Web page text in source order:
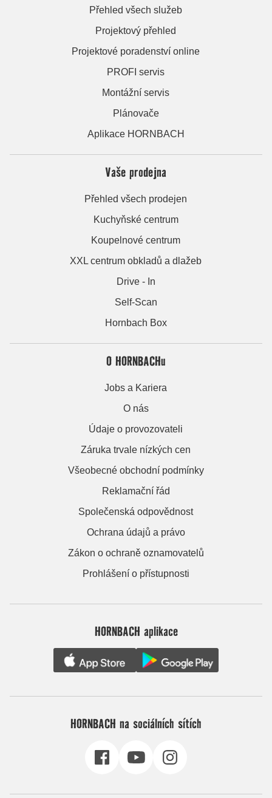
Přehled všech služeb
Projektový přehled
Projektové poradenství online
PROFI servis
Montážní servis
Plánovače
Aplikace HORNBACH
Vaše prodejna
Přehled všech prodejen
Kuchyňské centrum
Koupelnové centrum
XXL centrum obkladů a dlažeb
Drive - In
Self-Scan
Hornbach Box
O HORNBACHu
Jobs a Kariera
O nás
Údaje o provozovateli
Záruka trvale nízkých cen
Všeobecné obchodní podmínky
Reklamační řád
Společenská odpovědnost
Ochrana údajů a právo
Zákon o ochraně oznamovatelů
Prohlášení o přístupnosti
HORNBACH aplikace
HORNBACH na sociálních sítích